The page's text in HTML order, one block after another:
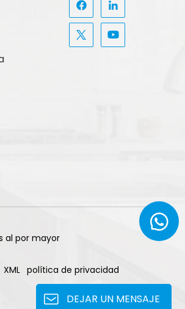
al por mayor
XML política de privacidad
DEJAR UN MENSAJE